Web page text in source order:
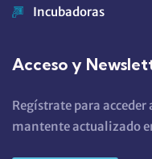
Incubadoras
Acceso y
Regístrate para
mantente actualizado